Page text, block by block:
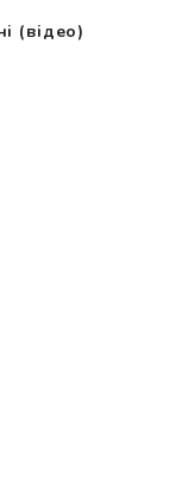
(відео)